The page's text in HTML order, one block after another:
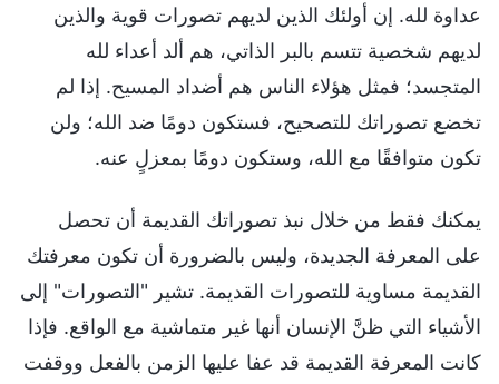
عداوة لله. إن أولئك الذين لديهم تصورات قوية والذين
لديهم شخصية تتسم بالبر الذاتي، هم ألد أعداء لله
المتجسد؛ فمثل هؤلاء الناس هم أضداد المسيح. إذا لم
تخضع تصوراتك للتصحيح، فستكون دومًا ضد الله؛ ولن
تكون متوافقًا مع الله، وستكون دومًا بمعزلٍ عنه.
يمكنك فقط من خلال نبذ تصوراتك القديمة أن تحصل
على المعرفة الجديدة، وليس بالضرورة أن تكون معرفتك
القديمة مساوية للتصورات القديمة. تشير "التصورات" إلى
الأشياء التي ظنَّ الإنسان أنها غير متماشية مع الواقع. فإذا
كانت المعرفة القديمة قد عفا عليها الزمن بالفعل ووقفت